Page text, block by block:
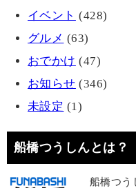
イベント (428)
グルメ (63)
おでかけ (47)
お知らせ (346)
未設定 (1)
船橋つうしんとは？
船橋つう